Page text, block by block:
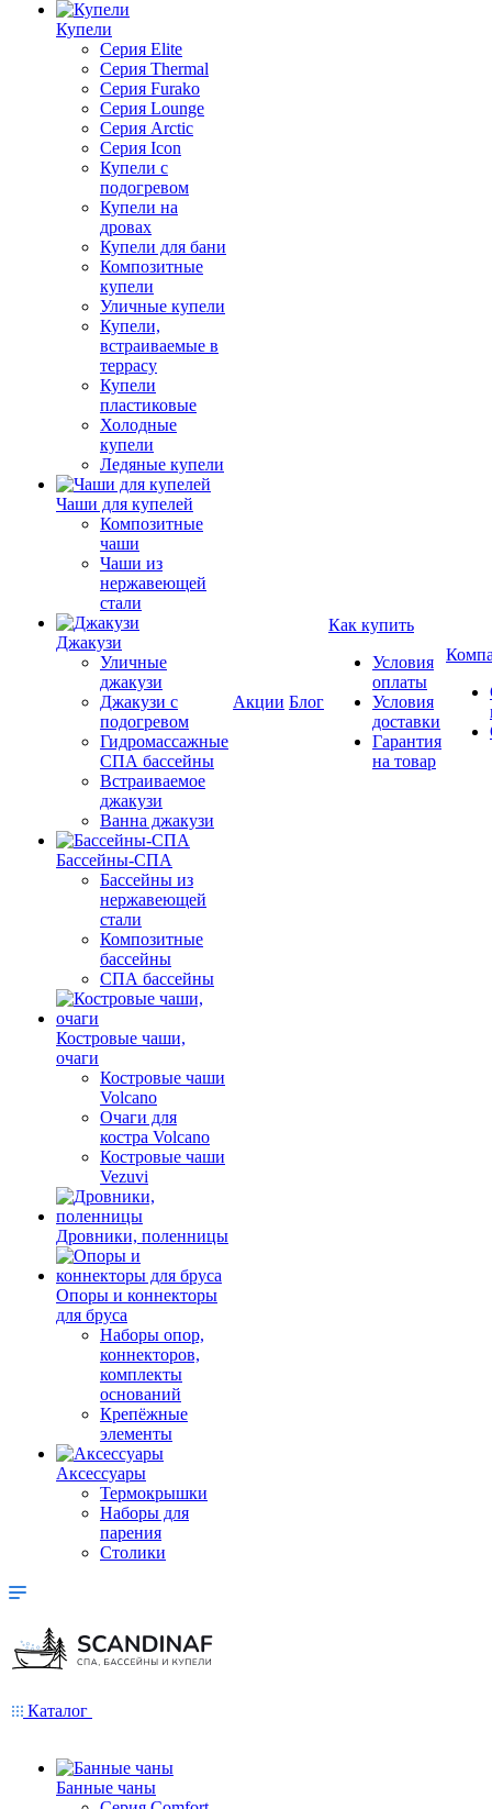
Купели
Серия Elite
Серия Thermal
Серия Furako
Серия Lounge
Серия Arctic
Серия Icon
Купели с
подогревом
Купели на
дровах
Купели для бани
Композитные
купели
Уличные купели
Купели,
встраиваемые в
террасу
Купели
пластиковые
Холодные
купели
Ледяные купели
Чаши для купелей
Композитные
чаши
Чаши из
нержавеющей
стали
Джакузи
Уличные
джакузи
Джакузи с
подогревом
Гидромассажные
СПА бассейны
Встраиваемое
джакузи
Ванна джакузи
Бассейны-СПА
Бассейны из
нержавеющей
стали
Композитные
бассейны
СПА бассейны
Костровые чаши,
очаги
Костровые чаши
Volcano
Очаги для
костра Volcano
Костровые чаши
Vezuvi
Дровники, поленницы
Опоры и коннекторы
для бруса
Наборы опор,
коннекторов,
комплекты
оснований
Крепёжные
элементы
Аксессуары
Термокрышки
Наборы для
парения
Столики
Акции Блог
Как купить
Условия
оплаты
Условия
доставки
Гарантия
на товар
Каталог
Банные чаны